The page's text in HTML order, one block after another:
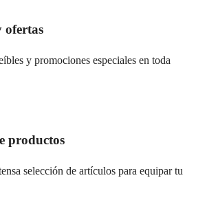
ofertas
y promociones especiales en toda
productos
selección de artículos para equipar tu